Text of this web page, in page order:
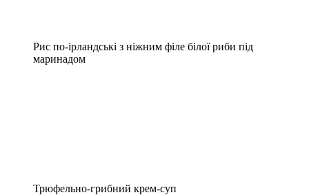
Рис по-ірландські з ніжним філе білої риби під
маринадом
Трюфельно-грибний крем-суп